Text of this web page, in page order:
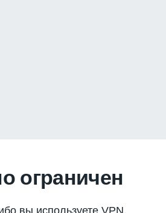
ограничен
вы используете VPN.